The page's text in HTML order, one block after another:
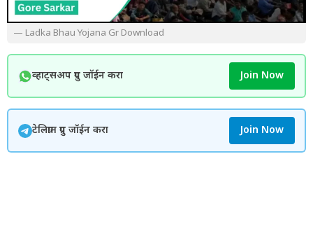
— Ladka Bhau Yojana Gr Download
व्हाट्सअप ग्रुप जॉईन करा Join Now
टेलिग्राम ग्रुप जॉईन करा Join Now